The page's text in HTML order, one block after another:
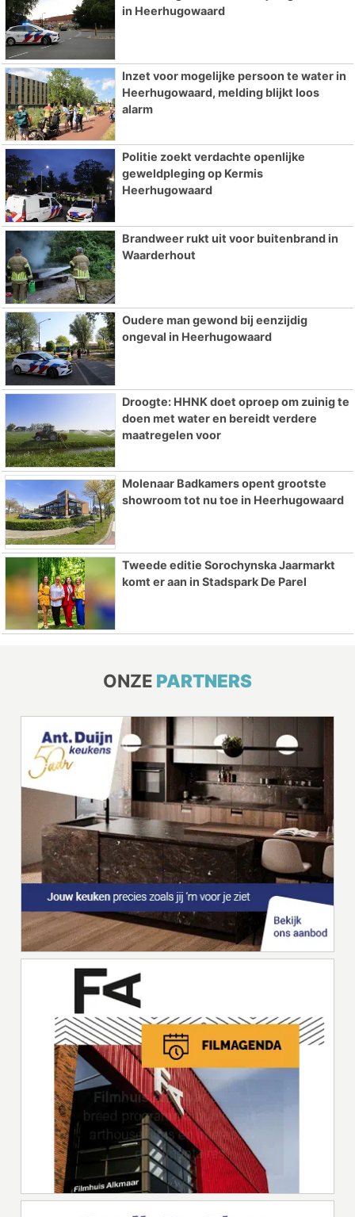
in Heerhugowaard
Inzet voor mogelijke persoon te water in
Heerhugowaard, melding blijkt loos
alarm
Politie zoekt verdachte openlijke
geweldpleging op Kermis
Heerhugowaard
Brandweer rukt uit voor buitenbrand in
Waarderhout
Oudere man gewond bij eenzijdig
ongeval in Heerhugowaard
Droogte: HHNK doet oproep om zuinig te
doen met water en bereidt verdere
maatregelen voor
Molenaar Badkamers opent grootste
showroom tot nu toe in Heerhugowaard
Tweede editie Sorochynska Jaarmarkt
komt er aan in Stadspark De Parel
ONZE PARTNERS